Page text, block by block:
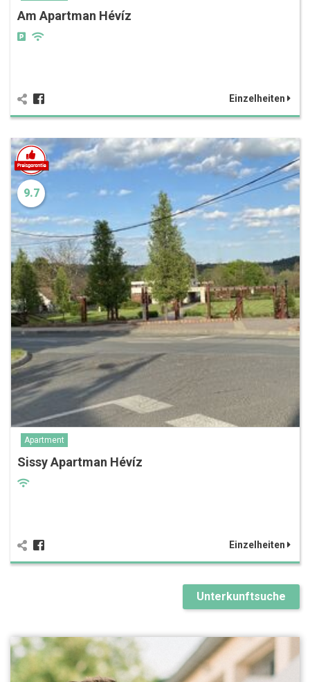
Am Apartman Hévíz
Einzelheiten
9.7
Apartment
Sissy Apartman Hévíz
Einzelheiten
Unterkunftsuche